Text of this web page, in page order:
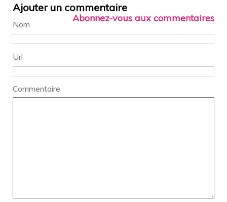
Ajouter un commentaire
Abonnez-vous aux commentaires
Nom
Url
Commentaire